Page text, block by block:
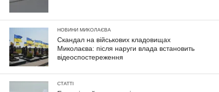
НОВИНИ МИКОЛАЄВА
Скандал на військових кладовищах
Миколаєва: після наруги влада встановить
відеоспостереження
СТАТТІ